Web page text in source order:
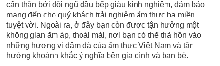
cẩn thận bởi đội ngũ đầu bếp giàu kinh nghiệm, đảm bảo
mang đến cho quý khách trải nghiệm ẩm thực ba miền
tuyệt vời. Ngoài ra, ở đây bạn còn được tận hưởng một
không gian ấm áp, thoải mái, nơi bạn có thể thả hồn vào
những hương vị đậm đà của ẩm thực Việt Nam và tận
hưởng khoảnh khắc ý nghĩa bên gia đình và bạn bè.